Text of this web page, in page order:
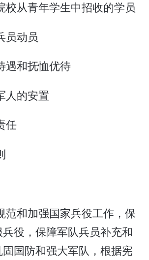
校从青年学生中招收的学员
员动员
遇和抚恤优待
人的安置
任
范和加强国家兵役工作，保
役，保障军队兵员补充和
国防和强大军队，根据宪